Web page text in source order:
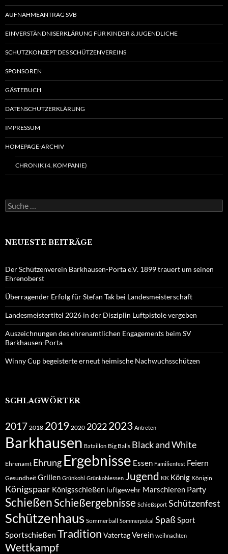
AUFNAHMEANTRAG SVB
EINVERSTÄNDNISERKLÄRUNG FÜR KINDER & JUGENDLICHE
SCHUTZKONZEPT DES SCHÜTZENVEREINS
SPONSOREN
GÄSTEBUCH
DATENSCHUTZERKLÄRUNG
IMPRESSUM
HOMEPAGE-ARCHIV
CHRONIK (4. KOMPANIE)
Suche
nach:
NEUESTE BEITRÄGE
Der Schützenverein Barkhausen-Porta e.V. 1899 trauert um seinen
Ehrenoberst
Überragender Erfolg für Stefan Tak bei Landesmeisterschaft
Landesmeistertitel 2026 in der Disziplin Luftpistole vergeben
Auszeichnungen des ehrenamtlichen Engagements beim SV
Barkhausen-Porta
Winny Cup begeisterte erneut heimische Nachwuchsschützen
SCHLAGWÖRTER
2017 2018 2019 2020 20222023 Antreten
Barkhausen Bataillon Big Balls Black and White
Ehrenamt Ehrung Ergebnisse Essen Familienfest Feiern
Gesundheit Grillen Grünkohl Grünkohlessen Jugend KK König Königin
Königspaar Königsschießen luftgewehr Marschieren Party
SchießenSchießergebnisse Schießsport Schützenfest
Schützenhaus Sommerball Sommerpokal SpaßSport
Sportschießen Tradition VatertagVerein weihnachten
Wettkampf